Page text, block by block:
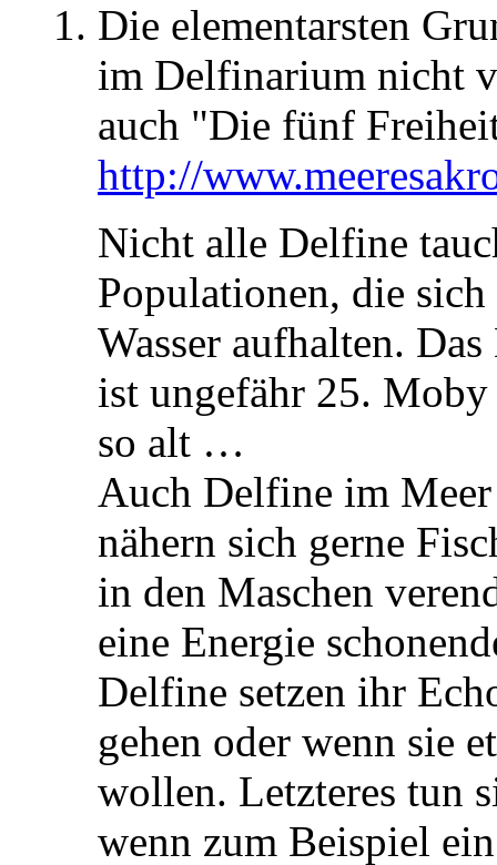
Die elementarsten
im Delfinarium nicht
auch "Die fünf
http://
Nicht alle Delfine
Populationen, die
Wasser aufhalten.
ist ungefähr 25.
so alt …
Auch Delfine im
nähern sich gerne
in den Maschen
eine Energie
Delfine setzen ihr
gehen oder wenn sie
wollen. Letzteres tun
wenn zum Beispiel